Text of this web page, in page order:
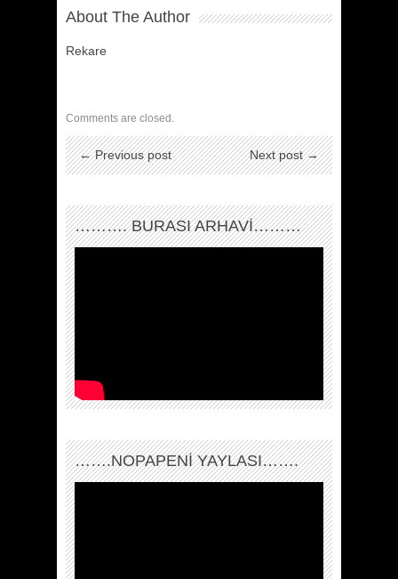
About The Author
Rekare
Comments are closed.
← Previous post Next post →
………. BURASI ARHAVİ………
…….NOPAPENİ YAYLASI…….